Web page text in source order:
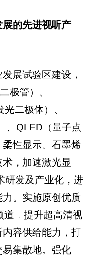
展的先进视听产
展试验区建设，
极管）、
二极体）、
、QLED（量子点
性显示、石墨烯
，加速激光显
研发及产业化，进
。实施原创优质
道，提升超高清视
容供给能力，打
集散地。强化